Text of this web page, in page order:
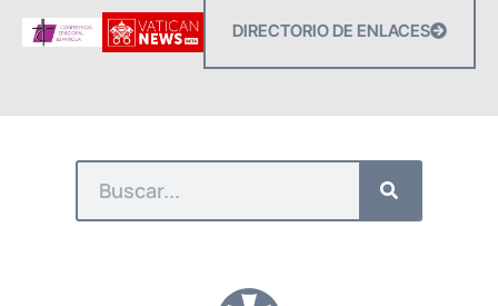
DIRECTORIO DE ENLACES